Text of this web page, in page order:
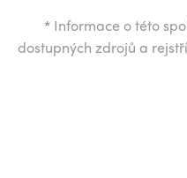
* Informace o této
dostupných zdrojů a